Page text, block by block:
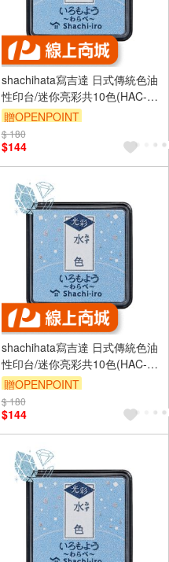
shachihata寫吉達 日式傳統色油
性印台/迷你亮彩共10色(HAC-
S1G)墨色
贈OPENPOINT
$ 180
$144
shachihata寫吉達 日式傳統色油
性印台/迷你亮彩共10色(HAC-
S1G)水色
贈OPENPOINT
$ 180
$144